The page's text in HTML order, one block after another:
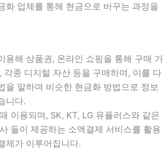
화 업체를 통해 현금으로 바꾸는 과정을
용해 상품권, 온라인 쇼핑을 통해 구매 가
각종 디지털 자산 등을 구매하여, 이를 다
을 말하며 비슷한 현금화 방법으로 정보
니다.
이용되며, SK, KT, LG 유플러스와 같은
들이 제공하는 소액결제 서비스를 활용
제가 이루어집니다.